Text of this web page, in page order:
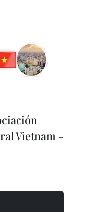
Vietnam -